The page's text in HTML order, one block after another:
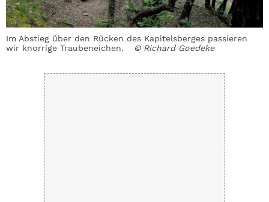
Im Abstieg über den Rücken des Kapitelsberges passieren
wir knorrige Traubeneichen.
© Richard Goedeke